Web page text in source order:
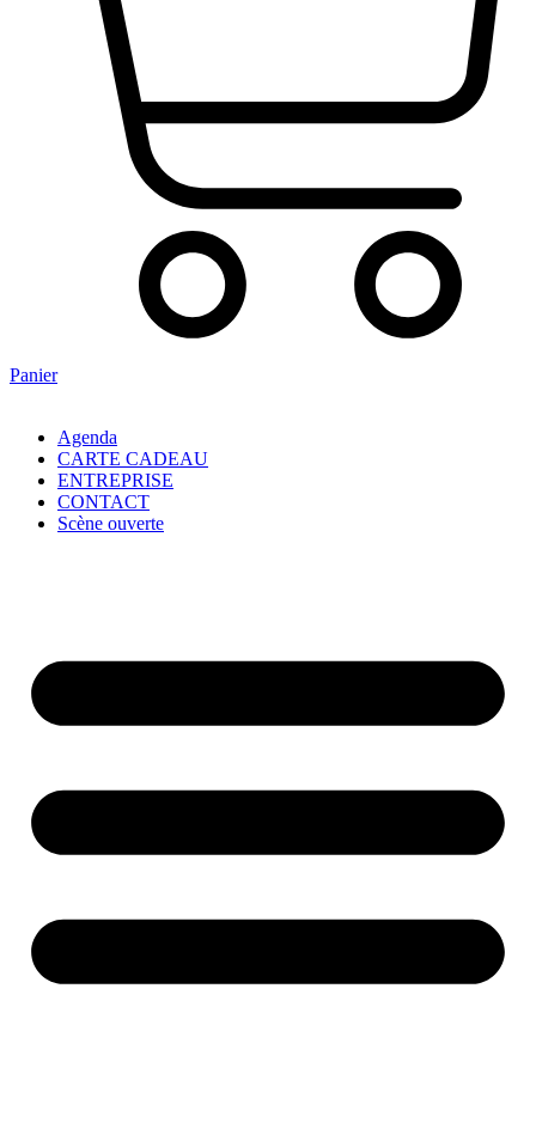
Panier
Agenda
CARTE CADEAU
ENTREPRISE
CONTACT
Scène ouverte